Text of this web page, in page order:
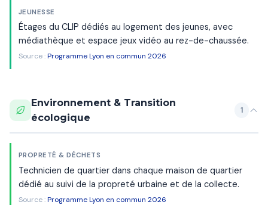
JEUNESSE
Étages du CLIP dédiés au logement des jeunes, avec
médiathèque et espace jeux vidéo au rez-de-chaussée.
Source :Programme Lyon en commun 2026
Environnement & Transition
écologique
1
PROPRETÉ & DÉCHETS
Technicien de quartier dans chaque maison de quartier
dédié au suivi de la propreté urbaine et de la collecte.
Source :Programme Lyon en commun 2026